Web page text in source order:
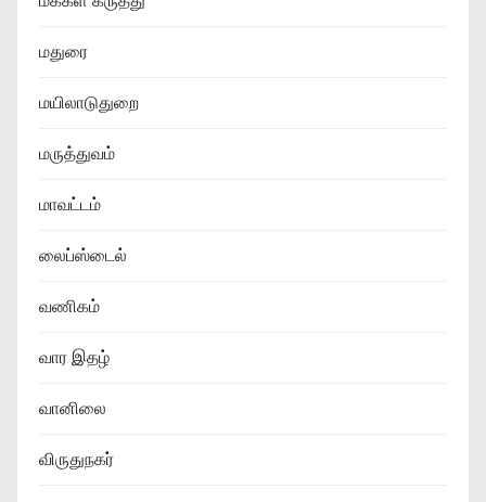
மதுரை
மயிலாடுதுறை
மருத்துவம்
மாவட்டம்
லைப்ஸ்டைல்
வணிகம்
வார இதழ்
வானிலை
விருதுநகர்